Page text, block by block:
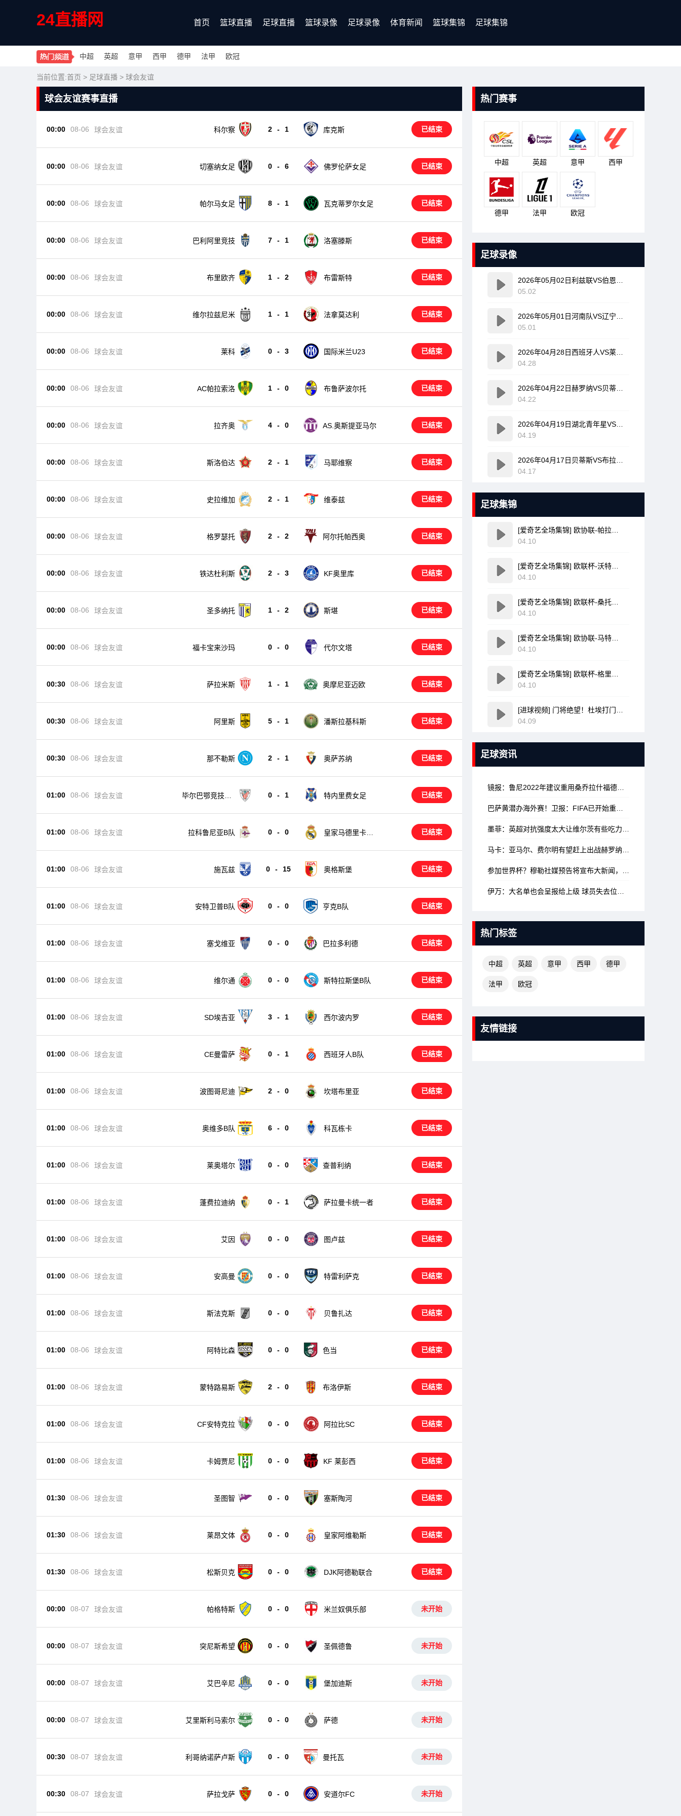
24直播网 首页 篮球直播 足球直播 篮球录像 足球录像 体育新闻 篮球集锦 足球集锦
中超 英超 意甲 西甲 德甲 法甲 欧冠
当前位置:首页 > 足球直播 > 球会友谊
球会友谊赛事直播
00:00 08-06 球会友谊 科尔察 2 - 1 库克斯 已结束
00:00 08-06 球会友谊 切塞纳女足 0 - 6 佛罗伦萨女足 已结束
00:00 08-06 球会友谊 帕尔马女足 8 - 1 瓦克蒂罗尔女足 已结束
00:00 08-06 球会友谊 巴利阿里竞技 7 - 1 洛塞滕斯 已结束
00:00 08-06 球会友谊 布里欧齐 1 - 2 布雷斯特 已结束
00:00 08-06 球会友谊 维尔拉兹尼米 1 - 1 法拿莫达利 已结束
00:00 08-06 球会友谊 莱科 0 - 3 国际米兰U23 已结束
00:00 08-06 球会友谊 AC帕拉索洛 1 - 0 布鲁萨波尔托 已结束
00:00 08-06 球会友谊 拉齐奥 4 - 0 AS.奥斯提亚马尔 已结束
00:00 08-06 球会友谊 斯洛伯达 2 - 1 马耶维察 已结束
00:00 08-06 球会友谊 史拉维加 2 - 1 维泰兹 已结束
00:00 08-06 球会友谊 格罗瑟托 2 - 2 阿尔托帕西奥 已结束
00:00 08-06 球会友谊 铁达杜利斯 2 - 3 KF奥里库 已结束
00:00 08-06 球会友谊 圣多纳托 1 - 2 斯堪 已结束
00:00 08-06 球会友谊 福卡宝来沙玛 0 - 0 代尔文塔 已结束
00:30 08-06 球会友谊 萨拉米斯 1 - 1 奥摩尼亚迈欧 已结束
00:30 08-06 球会友谊 阿里斯 5 - 1 潘斯拉基科斯 已结束
00:30 08-06 球会友谊 那不勒斯 2 - 1 奥萨苏纳 已结束
01:00 08-06 球会友谊
毕尔巴鄂竞技女
0 - 1 特内里费女足 已结束
01:00 08-06 球会友谊 拉科鲁尼亚B队 0 - 0
皇家马德里卡斯
已结束
01:00 08-06 球会友谊 施瓦兹 0 - 15 奥格斯堡 已结束
01:00 08-06 球会友谊 安特卫普B队 0 - 0 亨克B队 已结束
01:00 08-06 球会友谊 塞戈维亚 0 - 0 巴拉多利德 已结束
01:00 08-06 球会友谊 维尔通 0 - 0 斯特拉斯堡B队 已结束
01:00 08-06 球会友谊 SD埃吉亚 3 - 1 西尔波内罗 已结束
01:00 08-06 球会友谊 CE曼雷萨 0 - 1 西班牙人B队 已结束
01:00 08-06 球会友谊 波图哥尼迪 2 - 0 坎塔布里亚 已结束
01:00 08-06 球会友谊 奥维多B队 6 - 0 科瓦栋卡 已结束
01:00 08-06 球会友谊 莱奥塔尔 0 - 0 查普利纳 已结束
01:00 08-06 球会友谊 蓬费拉迪纳 0 - 1 萨拉曼卡统一者 已结束
01:00 08-06 球会友谊 艾因 0 - 0 图卢兹 已结束
01:00 08-06 球会友谊 安高曼 0 - 0 特雷利萨克 已结束
01:00 08-06 球会友谊 斯法克斯 0 - 0 贝鲁扎达 已结束
01:00 08-06 球会友谊 阿特比森 0 - 0 色当 已结束
01:00 08-06 球会友谊 蒙特路易斯 2 - 0 布洛伊斯 已结束
01:00 08-06 球会友谊 CF安特克拉 0 - 0 阿拉比SC 已结束
01:00 08-06 球会友谊 卡姆贾尼 0 - 0 KF 莱彭西 已结束
01:30 08-06 球会友谊 圣图智 0 - 0 塞斯陶河 已结束
01:30 08-06 球会友谊 莱昂文体 0 - 0 皇家阿维勒斯 已结束
01:30 08-06 球会友谊 松斯贝克 0 - 0 DJK阿德勒联合 已结束
00:00 08-07 球会友谊 帕格特斯 0 - 0 米兰奴俱乐部 未开始
00:00 08-07 球会友谊 突尼斯希望 0 - 0 圣佩德鲁 未开始
00:00 08-07 球会友谊 艾巴辛尼 0 - 0 堡加迪斯 未开始
00:00 08-07 球会友谊 艾里斯利马索尔 0 - 0 萨德 未开始
00:30 08-07 球会友谊 利哥纳诺萨卢斯 0 - 0 曼托瓦 未开始
00:30 08-07 球会友谊 萨拉戈萨 0 - 0 安道尔FC 未开始
热门赛事
中超 英超 意甲 西甲
德甲 法甲 欧冠
足球录像
05.02
05.01
04.28
04.22
04.19
04.17
足球集锦
04.10
04.10
04.10
04.10
04.10
04.09
足球资讯
热门标签
中超 英超 意甲 西甲 德甲
法甲 欧冠
友情链接